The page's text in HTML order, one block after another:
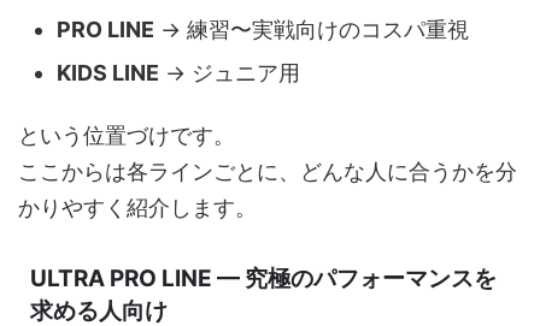
PRO LINE → 練習〜実戦向けのコスパ重視
KIDS LINE → ジュニア用
という位置づけです。
ここからは各ラインごとに、どんな人に合うかを分
かりやすく紹介します。
ULTRA PRO LINE — 究極のパフォーマンスを
求める人向け